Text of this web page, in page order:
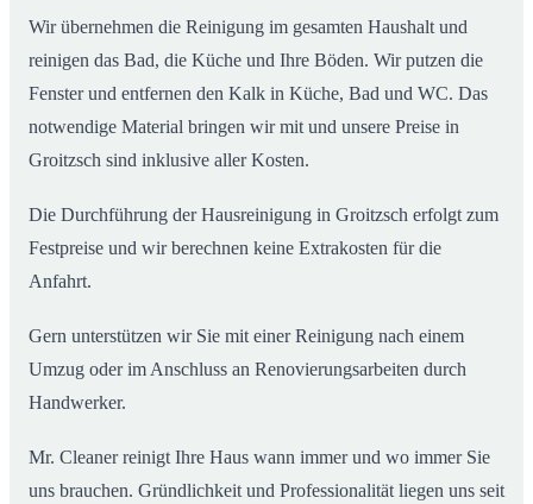
Wir übernehmen die Reinigung im gesamten Haushalt und
reinigen das Bad, die Küche und Ihre Böden. Wir putzen die
Fenster und entfernen den Kalk in Küche, Bad und WC. Das
notwendige Material bringen wir mit und unsere Preise in
Groitzsch sind inklusive aller Kosten.
Die Durchführung der Hausreinigung in Groitzsch erfolgt zum
Festpreise und wir berechnen keine Extrakosten für die
Anfahrt.
Gern unterstützen wir Sie mit einer Reinigung nach einem
Umzug oder im Anschluss an Renovierungsarbeiten durch
Handwerker.
Mr. Cleaner reinigt Ihre Haus wann immer und wo immer Sie
uns brauchen. Gründlichkeit und Professionalität liegen uns seit